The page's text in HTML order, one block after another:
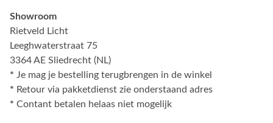
Showroom
Rietveld Licht
Leeghwaterstraat 75
3364 AE Sliedrecht (NL)
* Je mag je bestelling terugbrengen in de winkel
* Retour via pakketdienst zie onderstaand adres
* Contant betalen helaas niet mogelijk